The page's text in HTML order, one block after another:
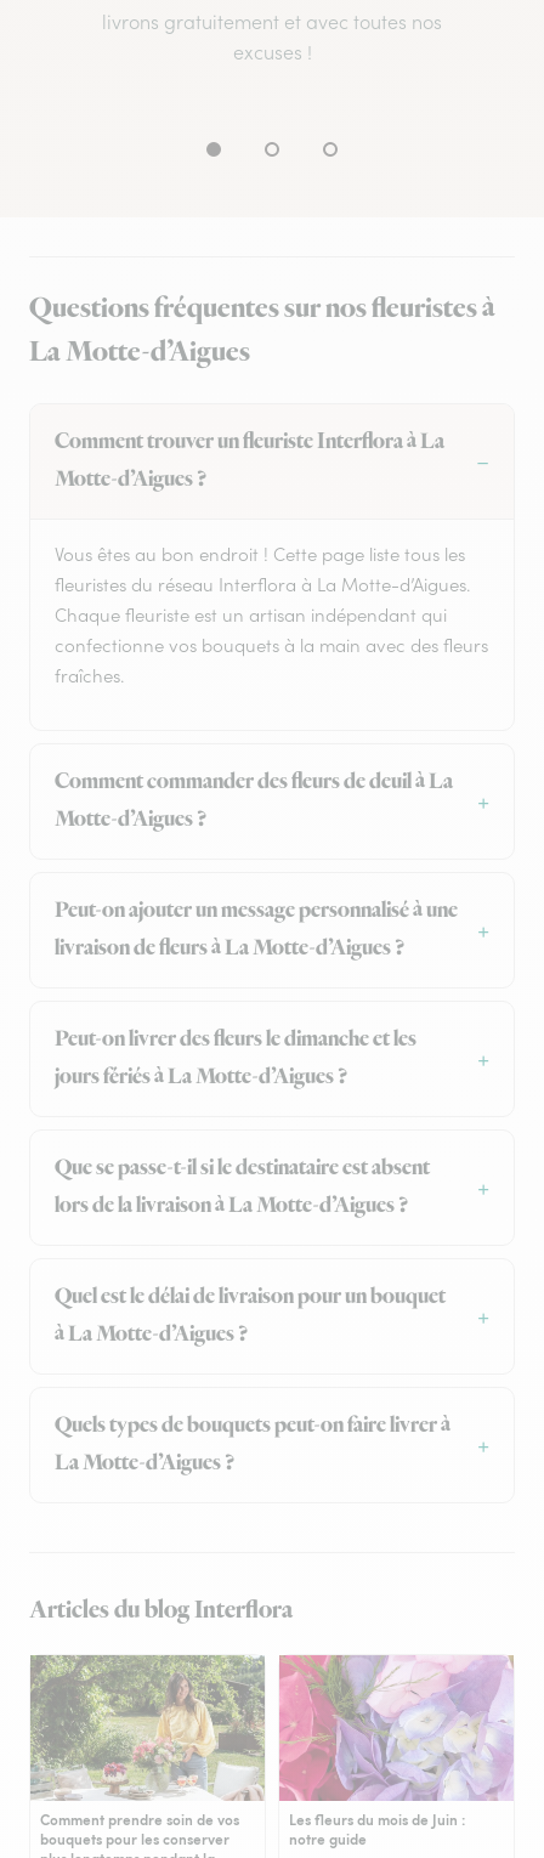
livrons gratuitement et avec toutes nos
excuses !
Questions fréquentes sur nos fleuristes à
La Motte-d’Aigues
Comment trouver un fleuriste Interflora à La
Motte-d’Aigues ?
Vous êtes au bon endroit ! Cette page liste tous les
fleuristes du réseau Interflora à La Motte-d’Aigues.
Chaque fleuriste est un artisan indépendant qui
confectionne vos bouquets à la main avec des fleurs
fraîches.
Comment commander des fleurs de deuil à La
Motte-d’Aigues ?
Peut-on ajouter un message personnalisé à une
livraison de fleurs à La Motte-d’Aigues ?
Peut-on livrer des fleurs le dimanche et les
jours fériés à La Motte-d’Aigues ?
Que se passe-t-il si le destinataire est absent
lors de la livraison à La Motte-d’Aigues ?
Quel est le délai de livraison pour un bouquet
à La Motte-d’Aigues ?
Quels types de bouquets peut-on faire livrer à
La Motte-d’Aigues ?
Articles du blog Interflora
Comment prendre soin de vos
bouquets pour les conserver
Les fleurs du mois de Juin :
notre guide